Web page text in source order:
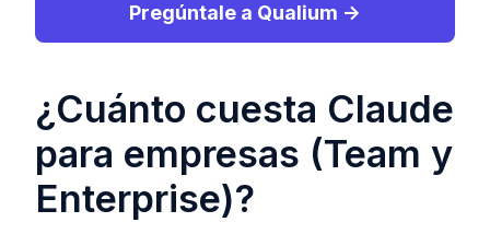
Pregúntale a Qualium →
¿Cuánto cuesta Claude
para empresas (Team y
Enterprise)?